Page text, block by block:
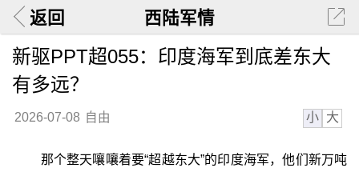
返回 西陆军情
新驱PPT超055：印度海军到底差东大
有多远？
2026-07-08 自由 小 大
那个整天嚷嚷着要“超越东大”的印度海军，他们新万吨